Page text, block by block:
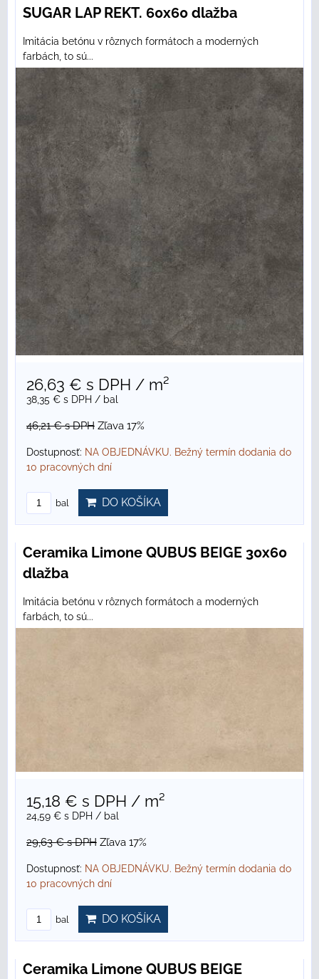
SUGAR LAP REKT. 60x60 dlažba
Imitácia betónu v rôznych formátoch a moderných
farbách, to sú...
26,63 € s DPH / m²
38,35 € s DPH / bal
46,21 €s DPH Zľava 17%
Dostupnosť: NA OBJEDNÁVKU. Bežný termín dodania do
10 pracovných dní
bal DO KOŠÍKA
Ceramika Limone QUBUS BEIGE 30x60
dlažba
Imitácia betónu v rôznych formátoch a moderných
farbách, to sú...
15,18 € s DPH / m²
24,59 € s DPH / bal
29,63 €s DPH Zľava 17%
Dostupnosť: NA OBJEDNÁVKU. Bežný termín dodania do
10 pracovných dní
bal DO KOŠÍKA
Ceramika Limone QUBUS BEIGE